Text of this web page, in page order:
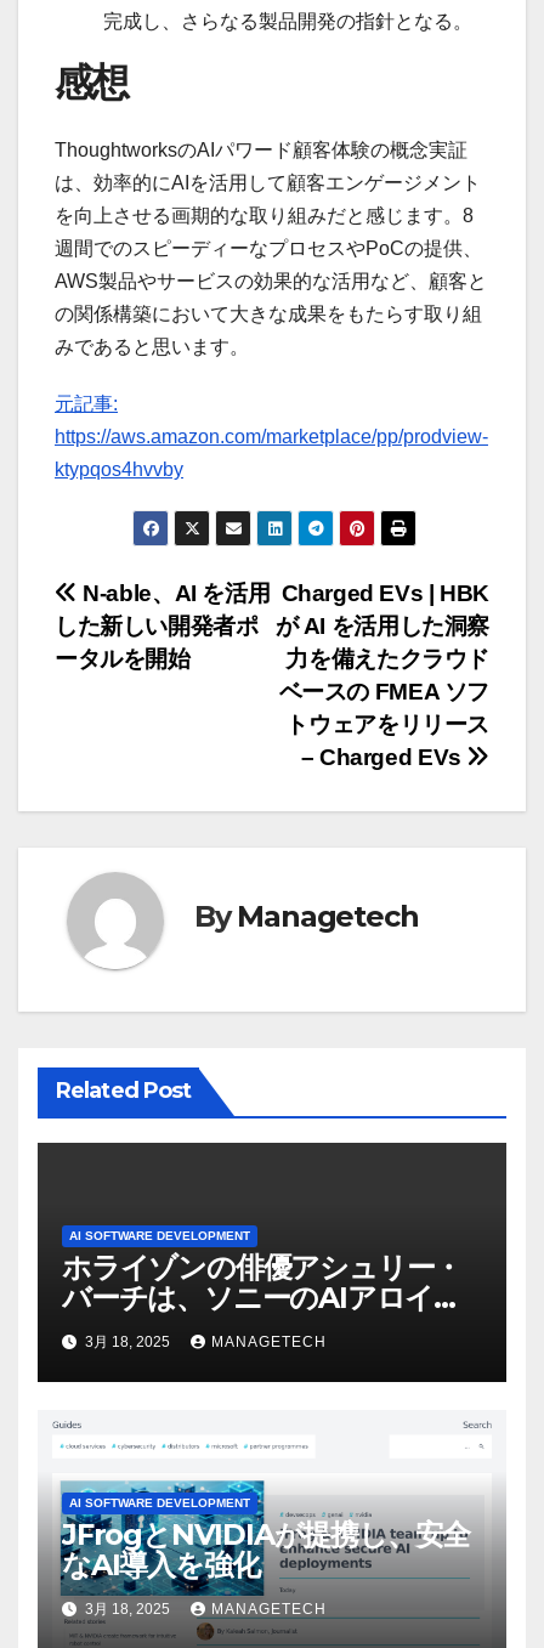
完成し、さらなる製品開発の指針となる。
感想
ThoughtworksのAIパワード顧客体験の概念実証
は、効率的にAIを活用して顧客エンゲージメント
を向上させる画期的な取り組みだと感じます。8
週間でのスピーディーなプロセスやPoCの提供、
AWS製品やサービスの効果的な活用など、顧客と
の関係構築において大きな成果をもたらす取り組
みであると思います。
元記事:
https://aws.amazon.com/marketplace/pp/prodview-
ktypqos4hvvby
投
稿
ゲ
シ
ョ
ン
Charged EVs | HBK
が AI を活用した洞察
力を備えたクラウド
ベースの FMEA ソフ
トウェアをリリース
– Charged EVs
N-able、AI を活用
した新しい開発者ポ
ータルを開始
ByManagetech
Related Post
AI SOFTWARE DEVELOPMENT
ホライゾンの俳優アシュリー・
バーチは、ソニーのAIアロイの
ビデオを見て「ゲームパフォー
マンスという芸術形式に不安を
感じた」と語る – IGN
3月 18, 2025 MANAGETECH
AI SOFTWARE DEVELOPMENT
JFrogとNVIDIAが提携し、安全
なAI導入を強化
3月 18, 2025 MANAGETECH